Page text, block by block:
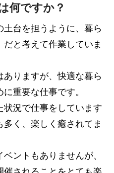
何ですか？
土台を担うように、暮ら
と考えて作業していま
ありますが、快適な暮ら
重要な仕事です。
状況で仕事をしています
く、楽しく癒されてま
ントもありませんが、